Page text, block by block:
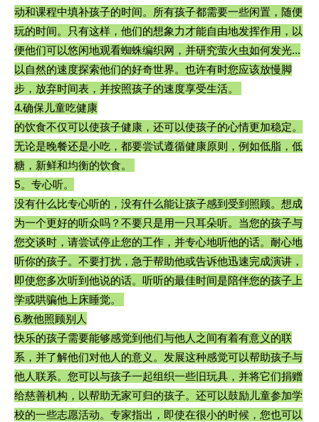
动和课程中填补孩子的时间。所有孩子都需要一些闲置，随便
玩的时间。只有这样，他们的想象力才能自由地发挥作用，以
便他们可以悠闲地观看蜘蛛编织网，并研究萤火虫如何发光...
以自然的速度探索他们的好奇世界。也许有时您应该放慢脚
步，放弃时间表，并按照孩子的速度享受生活。
4.确保儿童吃健康
的饮食不仅可以使孩子健康，还可以使孩子的心情更加稳定。
无论是晚餐还是小吃，都要尝试遵循健康原则，例如低脂，低
糖，新鲜和均衡的饮食。
5。专心听。
没有什么比专心听的，没有什么能让孩子感到受到照顾。想成
为一个更好的听众吗？不要只是用一只耳朵听。当您的孩子与
您交谈时，请尝试停止您的工作，并专心地听他的话。耐心地
听你的孩子。不要打扰，急于帮助他或告诉他迅速完成演讲，
即使您多次听到他说的话。听听的最佳时间是陪伴您的孩子上
学或哄骗他上床睡觉。
6.教他照顾别人
快乐的孩子需要能够感觉到他们与他人之间有着有意义的联
系，并了解他们对他人的意义。发展这种感觉可以帮助孩子与
他人联系。您可以与孩子一起组织一些旧玩具，并将它们捐赠
给慈善机构，以帮助无家可归的孩子。还可以鼓励儿童参加学
校的一些志愿活动。专家指出，即使在很小的时候，您也可以